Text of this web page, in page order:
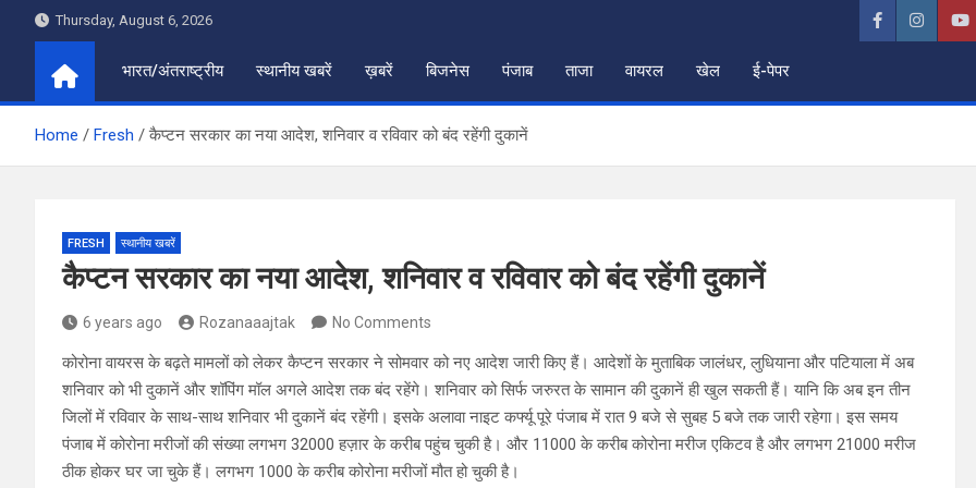
Thursday, August 6, 2026
भारत/अंतराष्ट्रीय स्थानीय खबरें ख़बरें बिजनेस पंजाब ताजा वायरल खेल ई-पेपर
Home Fresh कैप्टन सरकार का नया आदेश, शनिवार व रविवार को बंद रहेंगी दुकानें
FRESH स्थानीय खबरें
कैप्टन सरकार का नया आदेश, शनिवार व रविवार को बंद रहेंगी दुकानें
6 years ago Rozanaaajtak No Comments
कोरोना वायरस के बढ़ते मामलों को लेकर कैप्टन सरकार ने सोमवार को नए आदेश जारी किए हैं। आदेशों के मुताबिक जालंधर, लुधियाना और पटियाला में अब
शनिवार को भी दुकानें और शॉपिंग मॉल अगले आदेश तक बंद रहेंगे। शनिवार को सिर्फ जरुरत के सामान की दुकानें ही खुल सकती हैं। यानि कि अब इन तीन
जिलों में रविवार के साथ-साथ शनिवार भी दुकानें बंद रहेंगी। इसके अलावा नाइट कर्फ्यू पूरे पंजाब में रात 9 बजे से सुबह 5 बजे तक जारी रहेगा। इस समय
पंजाब में कोरोना मरीजों की संख्या लगभग 32000 हज़ार के करीब पहुंच चुकी है। और 11000 के करीब कोरोना मरीज एकिटव है और लगभग 21000 मरीज
ठीक होकर घर जा चुके हैं। लगभग 1000 के करीब कोरोना मरीजों मौत हो चुकी है।